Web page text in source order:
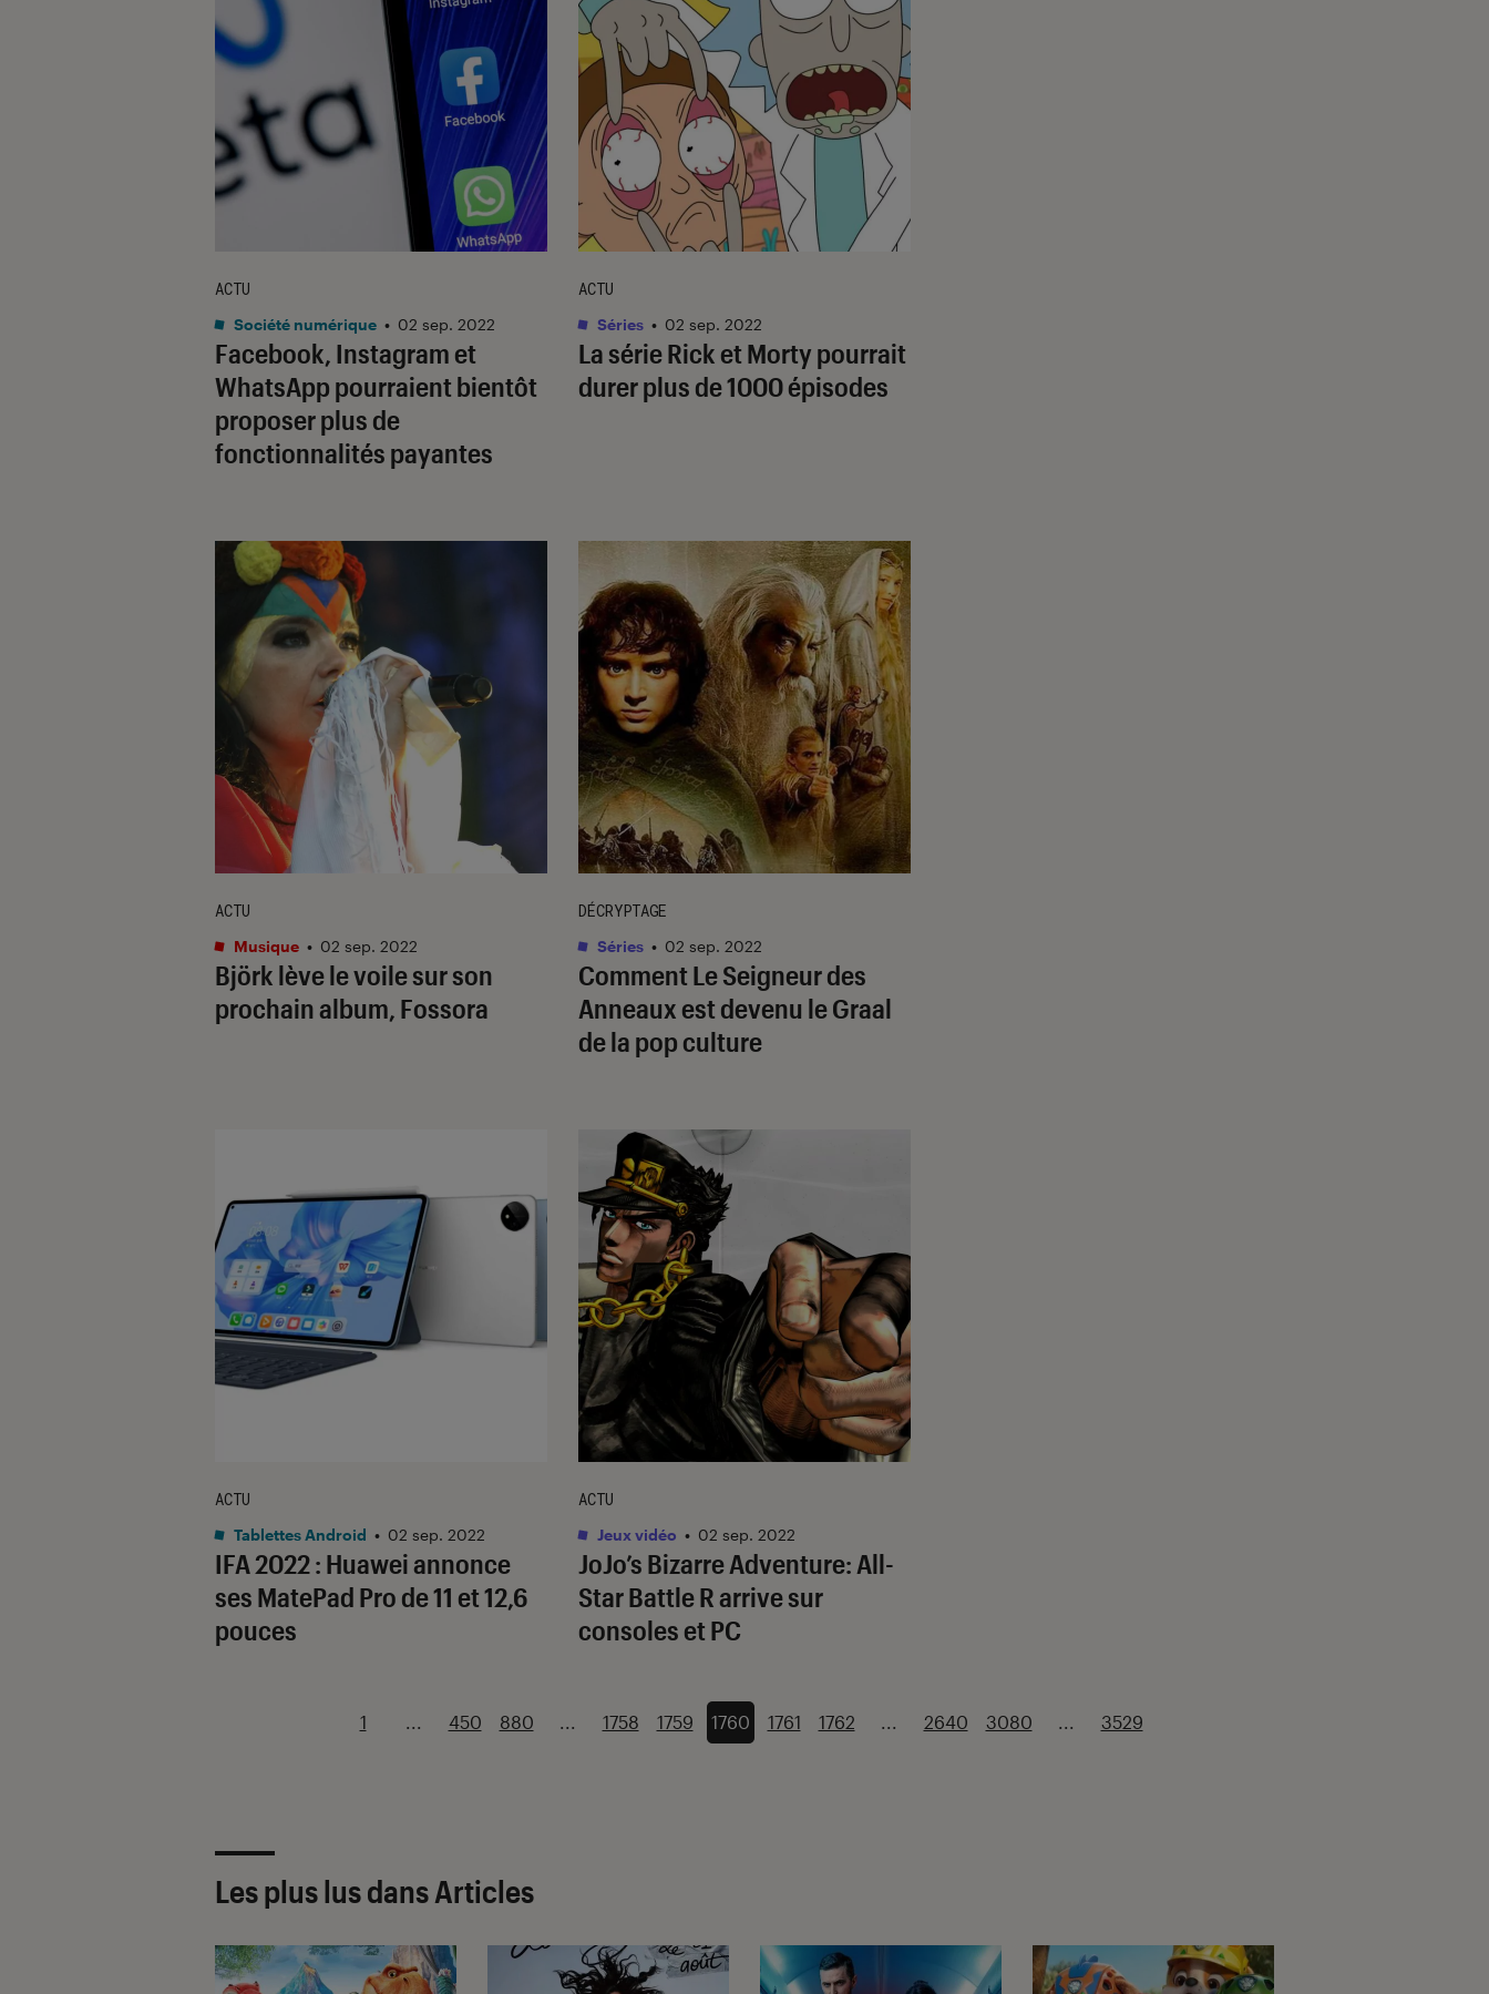
Facebook, Instagram et
WhatsApp pourraient bientôt
proposer plus de
fonctionnalités payantes
ACTU
Société numérique • 02 sep. 2022
La sérieRick et Morty pourrait
durer plus de 1000 épisodes
ACTU
Séries • 02 sep. 2022
Björk lève le voile sur son
prochain album, Fossora
ACTU
Musique • 02 sep. 2022
Comment Le Seigneur des
Anneaux est devenu le Graal
de la pop culture
DÉCRYPTAGE
Séries • 02 sep. 2022
IFA 2022 : Huawei annonce
ses MatePad Pro de 11 et 12,6
pouces
ACTU
Tablettes Android • 02 sep. 2022
JoJo’s Bizarre Adventure: All-
Star Battle Rarrive sur
consoles et PC
ACTU
Jeux vidéo • 02 sep. 2022
1 ... 450 880 ... 1758 1759 1760 1761 1762 ... 2640 3080 ... 3529
Les plus lus dans Articles